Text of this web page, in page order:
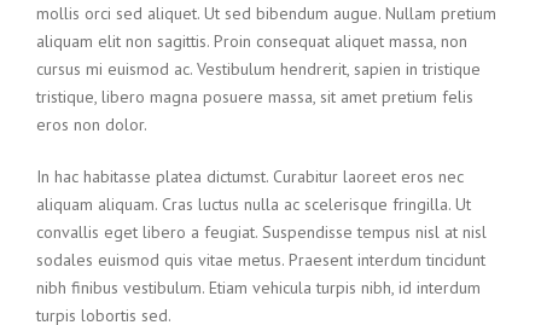
mollis orci sed aliquet. Ut sed bibendum augue. Nullam pretium
aliquam elit non sagittis. Proin consequat aliquet massa, non
cursus mi euismod ac. Vestibulum hendrerit, sapien in tristique
tristique, libero magna posuere massa, sit amet pretium felis
eros non dolor.
In hac habitasse platea dictumst. Curabitur laoreet eros nec
aliquam aliquam. Cras luctus nulla ac scelerisque fringilla. Ut
convallis eget libero a feugiat. Suspendisse tempus nisl at nisl
sodales euismod quis vitae metus. Praesent interdum tincidunt
nibh finibus vestibulum. Etiam vehicula turpis nibh, id interdum
turpis lobortis sed.